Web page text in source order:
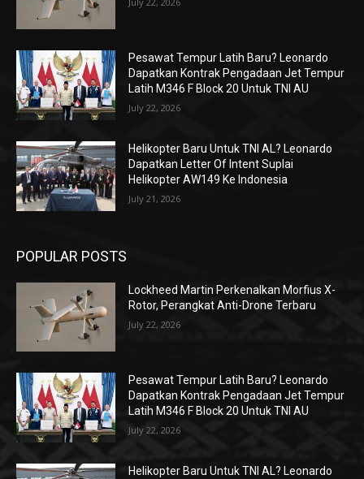
Pesawat Tempur Latih Baru? Leonardo
Dapatkan Kontrak Pengadaan Jet Tempur
Latih M346 F Block 20 Untuk TNI AU
July 22, 2026
Helikopter Baru Untuk TNI AL? Leonardo
Dapatkan Letter Of Intent Suplai
Helikopter AW149 Ke Indonesia
July 21, 2026
POPULAR POSTS
Lockheed Martin Perkenalkan Morfius X-
Rotor, Perangkat Anti-Drone Terbaru
July 22, 2026
Pesawat Tempur Latih Baru? Leonardo
Dapatkan Kontrak Pengadaan Jet Tempur
Latih M346 F Block 20 Untuk TNI AU
July 22, 2026
Helikopter Baru Untuk TNI AL? Leonardo